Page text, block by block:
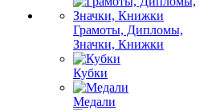
Грамоты, Дипломы,
Значки, Книжки
Кубки
Медали